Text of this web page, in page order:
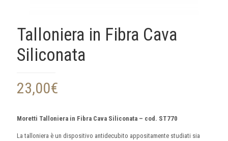
Talloniera in Fibra Cava
Siliconata
23,00€
Moretti Talloniera in Fibra Cava Siliconata – cod. ST770
La talloniera è un dispositivo antidecubito appositamente studiati sia